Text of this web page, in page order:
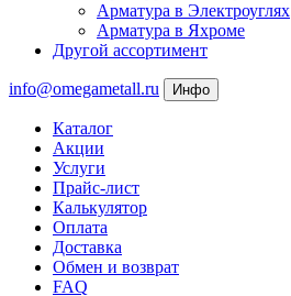
Арматура в Электроуглях
Арматура в Яхроме
Другой ассортимент
info@omegametall.ru Инфо
Каталог
Акции
Услуги
Прайс-лист
Калькулятор
Оплата
Доставка
Обмен и возврат
FAQ